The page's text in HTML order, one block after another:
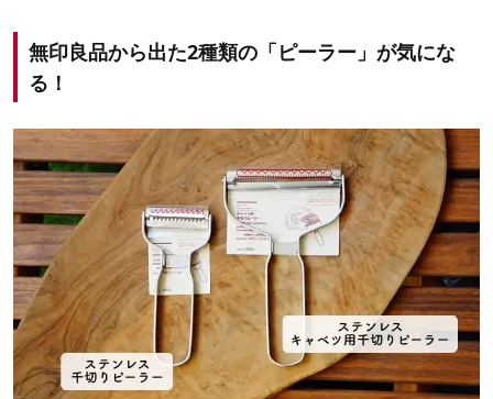
無印良品から出た2種類の「ピーラー」が気にな
る！